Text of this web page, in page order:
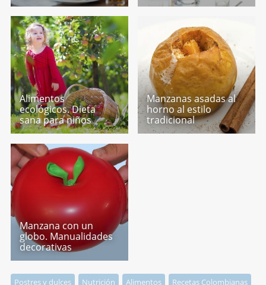
Alimentos
ecológicos. Dieta
sana para niños
Manzanas asadas al
horno al estilo
tradicional
Manzana con un
globo. Manualidades
decorativas
Postres y dulces Nutrición Alimentos Recetas Colombianas